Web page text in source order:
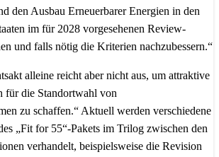
den Ausbau Erneuerbarer Energien in den
im für 2028 vorgesehenen Review-
und falls nötig die Kriterien nachzubessern.“
alleine reicht aber nicht aus, um attraktive
für die Standortwahl von
zu schaffen.“ Aktuell werden verschiedene
„Fit for 55“-Pakets im Trilog zwischen den
verhandelt, beispielsweise die Revision